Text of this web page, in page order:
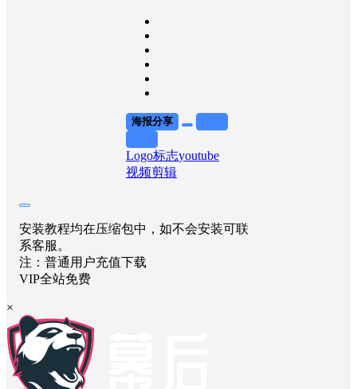
海报分享
Logo标志youtube
视频剪辑
安装教程均在压缩包中，如不会安装可联
系客服。
注：普通用户充值下载
VIP全站免费
×